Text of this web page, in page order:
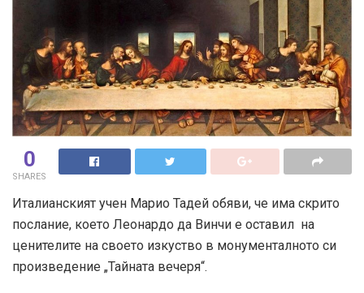
0
SHARES
Италианският учен Марио Тадей обяви, че има скрито
послание, което Леонардо да Винчи е оставил на
ценителите на своето изкуство в монументалното си
произведение „Тайната вечеря“.